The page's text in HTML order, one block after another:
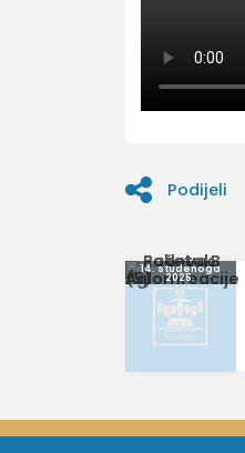
Podijeli
objava
14. studenoga
2025.